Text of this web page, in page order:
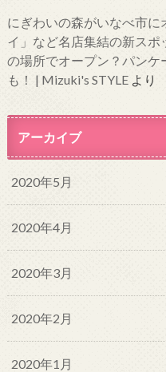
にぎわいの森がいなべ市
イ」など名店集結の新スポ
の場所でオープン？パンケ
も！ | Mizuki's STYLEより
アーカイブ
2020年5月
2020年4月
2020年3月
2020年2月
2020年1月